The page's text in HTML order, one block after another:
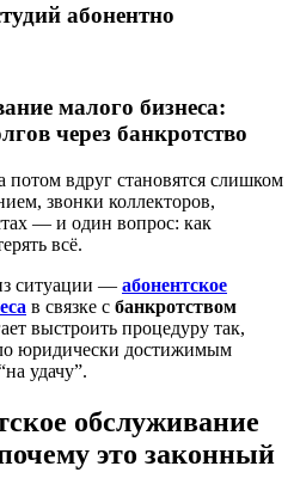
абонентно
малого бизнеса:
через банкротство
потом вдруг становятся слишком
звонки коллекторов,
— и один вопрос: как
всё.
ситуации — абонентское
в связке с банкротством
выстроить процедуру так,
юридически достижимым
удачу”.
обслуживание
это законный